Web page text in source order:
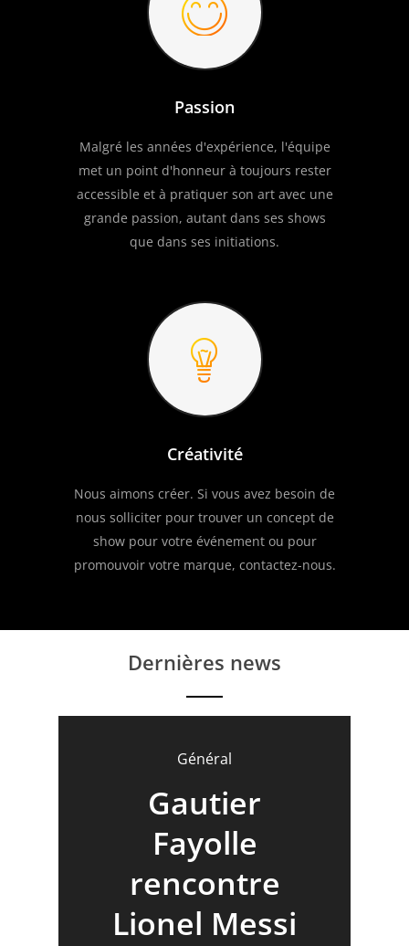
Passion
Malgré les années d'expérience, l'équipe
met un point d'honneur à toujours rester
accessible et à pratiquer son art avec une
grande passion, autant dans ses shows
que dans ses initiations.
Créativité
Nous aimons créer. Si vous avez besoin de
nous solliciter pour trouver un concept de
show pour votre événement ou pour
promouvoir votre marque, contactez-nous.
Dernières news
Général
Gautier
Fayolle
rencontre
Lionel Messi
Général
Show de
freestyle
football au
Groupama
Général
Show de
freestyle
foot
artistique
Général
Spectacle de
freestyle
football